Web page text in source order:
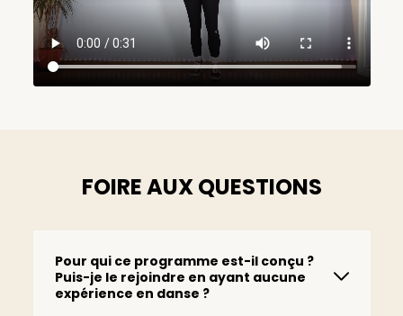
FOIRE AUX QUESTIONS
Pour qui ce programme est-il conçu ?
Puis-je le rejoindre en ayant aucune
expérience en danse ?